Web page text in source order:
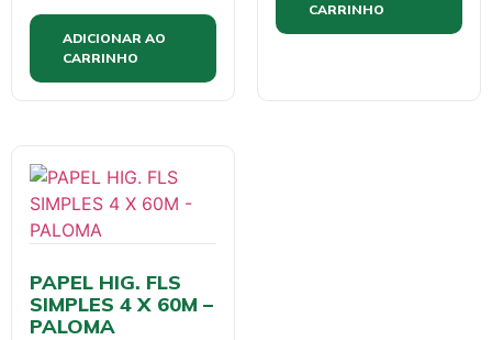
ADICIONAR AO
CARRINHO
CARRINHO
PAPEL HIG. FLS
SIMPLES 4 X 60M –
PALOMA